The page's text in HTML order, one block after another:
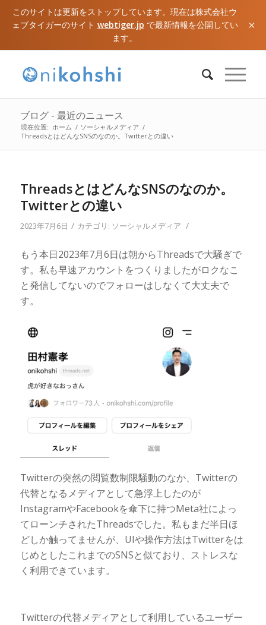
このサイトは更新をストップしています。現在は株式会社ウ
ェブタイガーのサイト webtiger.jp で最新情報を公開してい
ます。
×
ブログ - 最近のニュース
現在位置: ホーム / ソーシャルメディア /
ThreadsとはどんなSNSのなのか。Twitterとの違い
ThreadsとはどんなSNSのなのか。
Twitterとの違い
2023年7月6日 / カテゴリ: ソーシャルメディア /
もう本日2023年7月6日は朝からThreadsで大騒ぎで
す。私も早速アカウントをつくりましたがロクなこ
と発信してないのでフォローはしなくて大丈夫で
す。
Twitterの突然の閲覧数制限騒動のなか、Twitterの
代替となるメディアとして急浮上したのが
InstagramやFacebookを傘下に持つMeta社によっ
てローンチされたThreadsでした。私もまだ半日ほ
どしか触ってませんが、UIや操作方法はTwitterをは
じめとしたこれまでのSNSと似ており、ストレスな
く利用できています。
Twitterの代替メディアとして利用しているユーザー